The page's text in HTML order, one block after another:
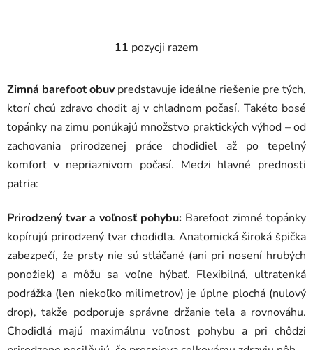
K
n
t
r
o
l
k
s
t
y
11 pozycji razem
Zimná barefoot obuv predstavuje ideálne riešenie pre tých,
ktorí chcú zdravo chodiť aj v chladnom počasí. Takéto bosé
topánky na zimu ponúkajú množstvo praktických výhod – od
zachovania prirodzenej práce chodidiel až po tepelný
komfort v nepriaznivom počasí. Medzi hlavné prednosti
patria:
Prirodzený tvar a voľnosť pohybu: Barefoot zimné topánky
kopírujú prirodzený tvar chodidla. Anatomická široká špička
zabezpečí, že prsty nie sú stláčané (ani pri nosení hrubých
ponožiek) a môžu sa voľne hýbať. Flexibilná, ultratenká
podrážka (len niekoľko milimetrov) je úplne plochá (nulový
drop), takže podporuje správne držanie tela a rovnováhu.
Chodidlá majú maximálnu voľnosť pohybu a pri chôdzi